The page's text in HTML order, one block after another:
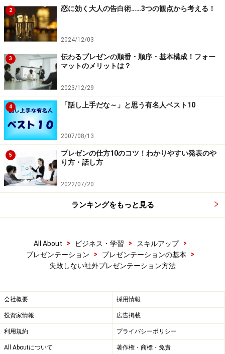
2 恋に効く大人の告白術……3つの観点から考える！
2024/12/03
3
伝わるプレゼンの順番・順序・基本構成！フォー
マットのメリットは？
2023/12/29
4 「話し上手だな～」と思う有名人ベスト10
2007/08/13
5
プレゼンの仕方10のコツ！わかりやすい発表のや
り方・話し方
2022/07/20
ランキングをもっと見る
All About > ビジネス・学習 > スキルアップ
>
プレゼンテーション
> プレゼンテーションの基本
>
失敗しない社外プレゼンテーション方法
会社概要 採用情報
投資家情報 広告掲載
利用規約 プライバシーポリシー
All Aboutについて 著作権・商標・免責